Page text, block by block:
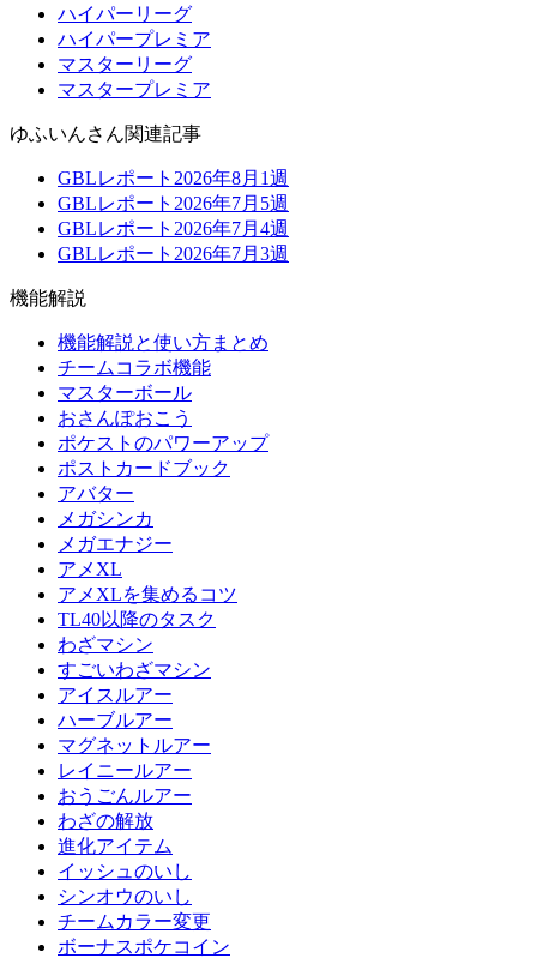
ハイパーリーグ
ハイパープレミア
マスターリーグ
マスタープレミア
ゆふいんさん関連記事
GBLレポート2026年8月1週
GBLレポート2026年7月5週
GBLレポート2026年7月4週
GBLレポート2026年7月3週
機能解説
機能解説と使い方まとめ
チームコラボ機能
マスターボール
おさんぽおこう
ポケストのパワーアップ
ポストカードブック
アバター
メガシンカ
メガエナジー
アメXL
アメXLを集めるコツ
TL40以降のタスク
わざマシン
すごいわざマシン
アイスルアー
ハーブルアー
マグネットルアー
レイニールアー
おうごんルアー
わざの解放
進化アイテム
イッシュのいし
シンオウのいし
チームカラー変更
ボーナスポケコイン